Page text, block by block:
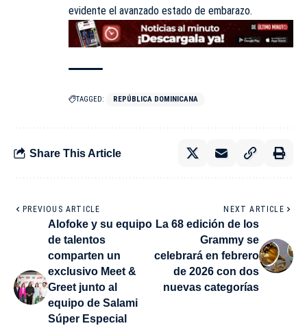
evidente el avanzado estado de embarazo.
TAGGED: REPÚBLICA DOMINICANA
Share This Article
PREVIOUS ARTICLE
Alofoke y su equipo
de talentos
comparten un
exclusivo Meet &
Greet junto al
equipo de Salami
Súper Especial
NEXT ARTICLE
La 68 edición de los
Grammy se
celebrará en febrero
de 2026 con dos
nuevas categorías